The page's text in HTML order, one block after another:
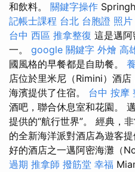
和飲料。 關鍵字操作
記帳士課程 台北 台胞證 照片
台中 西區 推拿整復 這是邁
一。 google 關鍵字 外燴 高
國風格的早餐都是自助餐。
店位於里米尼（Rimini）酒
海濱提供了住宿。 台中 按摩
酒吧，聯合休息室和花園。
提供的“航行世界”。 經典，
的全新海洋派對酒店為遊客
好的酒店之一邁阿密海灘（
過期 推拿師 撥筋堂 幸福